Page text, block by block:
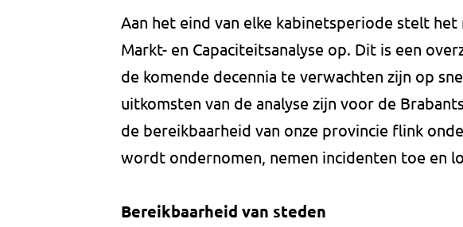
Aan het eind van elke kabinetsperiode stelt
Markt- en Capaciteitsanalyse op. Dit is een
de komende decennia te verwachten zijn op
uitkomsten van de analyse zijn voor de
de bereikbaarheid van onze provincie flink
wordt ondernomen, nemen incidenten toe en
Bereikbaarheid van steden